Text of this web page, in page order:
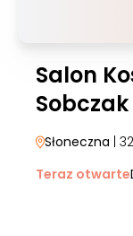
Salon
Sobczak
Słoneczna | 32
Teraz otwarte